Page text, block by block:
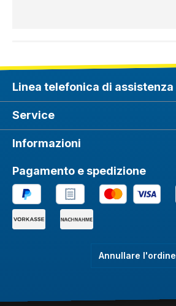
Linea telefonica di assistenza
Service
Informazioni
Pagamento e spedizione
Annullare l'ordine